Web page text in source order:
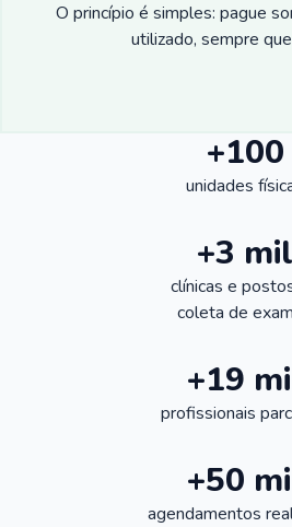
O princípio é simples: pague
utilizado, sempre
+100
unidades
+3 mil
clínicas e
coleta de
+19
profissionais
+50
agendamentos